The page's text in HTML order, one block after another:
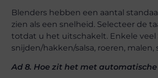
Blenders hebben een aantal
zien als een snelheid. Selecteer de
totdat u het uitschakelt. Enkele veel
snijden/hakken/salsa, roeren,
Ad 8. Hoe zit het met